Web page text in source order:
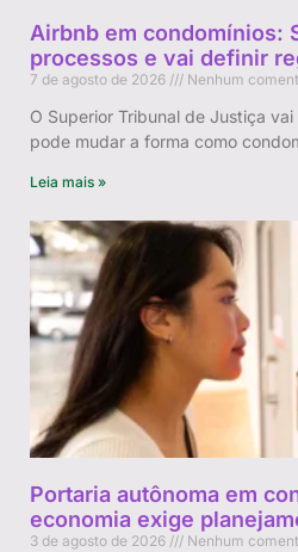
Airbnb em condomínios:
processos e vai definir
7 de agosto de 2026 Nenhum
O Superior Tribunal de Justiça
pode mudar a forma como
Leia mais »
Portaria autônoma em
economia exige
3 de agosto de 2026 Nenhum